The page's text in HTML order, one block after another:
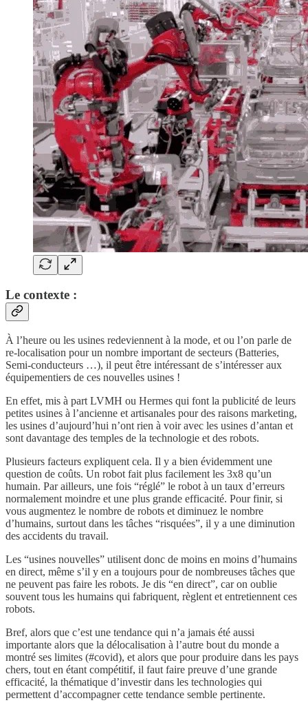
Le contexte :
À l’heure ou les usines redeviennent à la mode, et ou l’on parle de
re-localisation pour un nombre important de secteurs (Batteries,
Semi-conducteurs …), il peut être intéressant de s’intéresser aux
équipementiers de ces nouvelles usines !
En effet, mis à part LVMH ou Hermes qui font la publicité de leurs
petites usines à l’ancienne et artisanales pour des raisons marketing,
les usines d’aujourd’hui n’ont rien à voir avec les usines d’antan et
sont davantage des temples de la technologie et des robots.
Plusieurs facteurs expliquent cela. Il y a bien évidemment une
question de coûts. Un robot fait plus facilement les 3x8 qu’un
humain. Par ailleurs, une fois “réglé” le robot à un taux d’erreurs
normalement moindre et une plus grande efficacité. Pour finir, si
vous augmentez le nombre de robots et diminuez le nombre
d’humains, surtout dans les tâches “risquées”, il y a une diminution
des accidents du travail.
Les “usines nouvelles” utilisent donc de moins en moins d’humains
en direct, même s’il y en a toujours pour de nombreuses tâches que
ne peuvent pas faire les robots. Je dis “en direct”, car on oublie
souvent tous les humains qui fabriquent, règlent et entretiennent ces
robots.
Bref, alors que c’est une tendance qui n’a jamais été aussi
importante alors que la délocalisation à l’autre bout du monde a
montré ses limites (#covid), et alors que pour produire dans les pays
chers, tout en étant compétitif, il faut faire preuve d’une grande
efficacité, la thématique d’investir dans les technologies qui
permettent d’accompagner cette tendance semble pertinente.